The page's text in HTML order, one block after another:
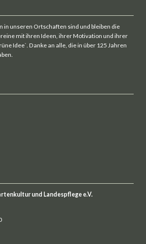
unseren Ortschaften sind und bleiben die
mit ihren Ideen, ihrer Motivation und ihrer
Idee`. Danke an alle, die in über 125 Jahren
und Landespflege e.V.